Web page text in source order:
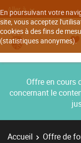
En poursuivant votre
site, vous acceptez
cookies à des fins de
(statistiques anonymes).
Aller à
Offre en cours
concernant le
Accueil Offre de